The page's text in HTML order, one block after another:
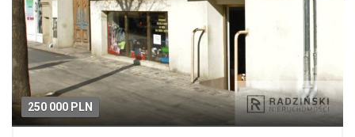
250 000 PLN